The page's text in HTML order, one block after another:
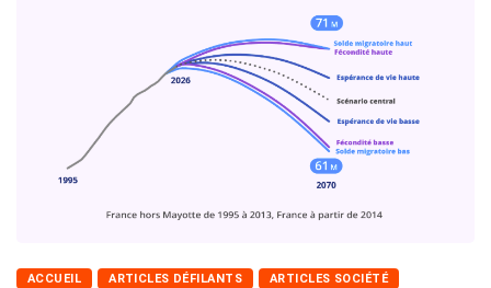
ACCUEIL ARTICLES DÉFILANTS ARTICLES SOCIÉTÉ